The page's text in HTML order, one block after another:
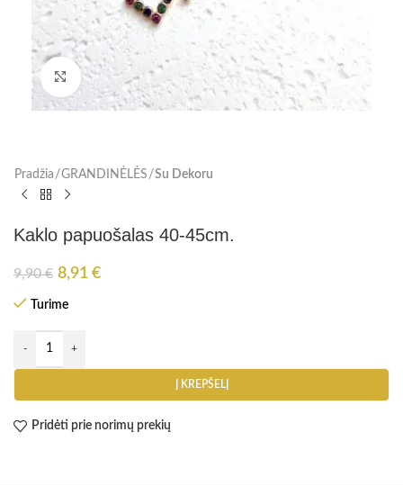
Paspauskite, kad padidinti
Pradžia GRANDINĖLĖS Su Dekoru
Kaklo papuošalas 40-45cm.
9,90€ 8,91 €
Turime
Į KREPŠELĮ
Pridėti prie norimų prekių